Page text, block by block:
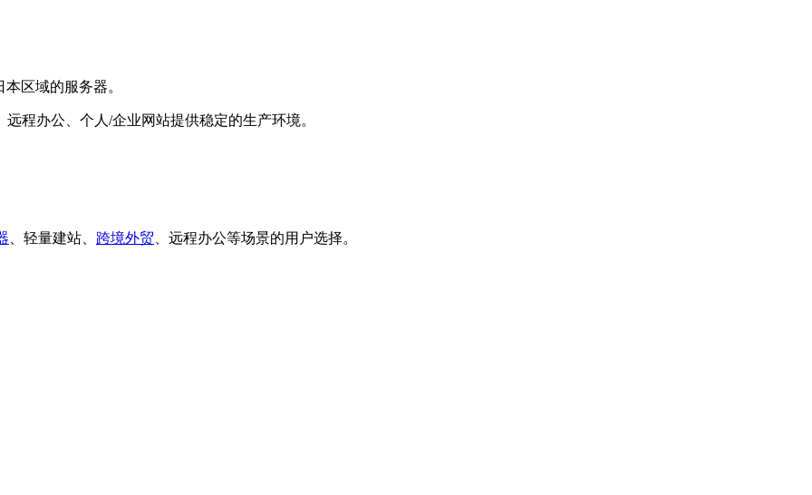
区域的服务器。
远程办公、个人/企业网站提供稳定的生产环境。
、轻量建站、 跨境外贸 、远程办公等场景的用户选择。